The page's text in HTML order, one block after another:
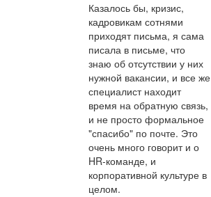
Казалось бы, кризис,
кадровикам сотнями
приходят письма, я сама
писала в письме, что
знаю об отсутствии у них
нужной вакансии, и все же
специалист находит
время на обратную связь,
и не просто формальное
"спасибо" по почте. Это
очень много говорит и о
HR-команде, и
корпоративной культуре в
целом.